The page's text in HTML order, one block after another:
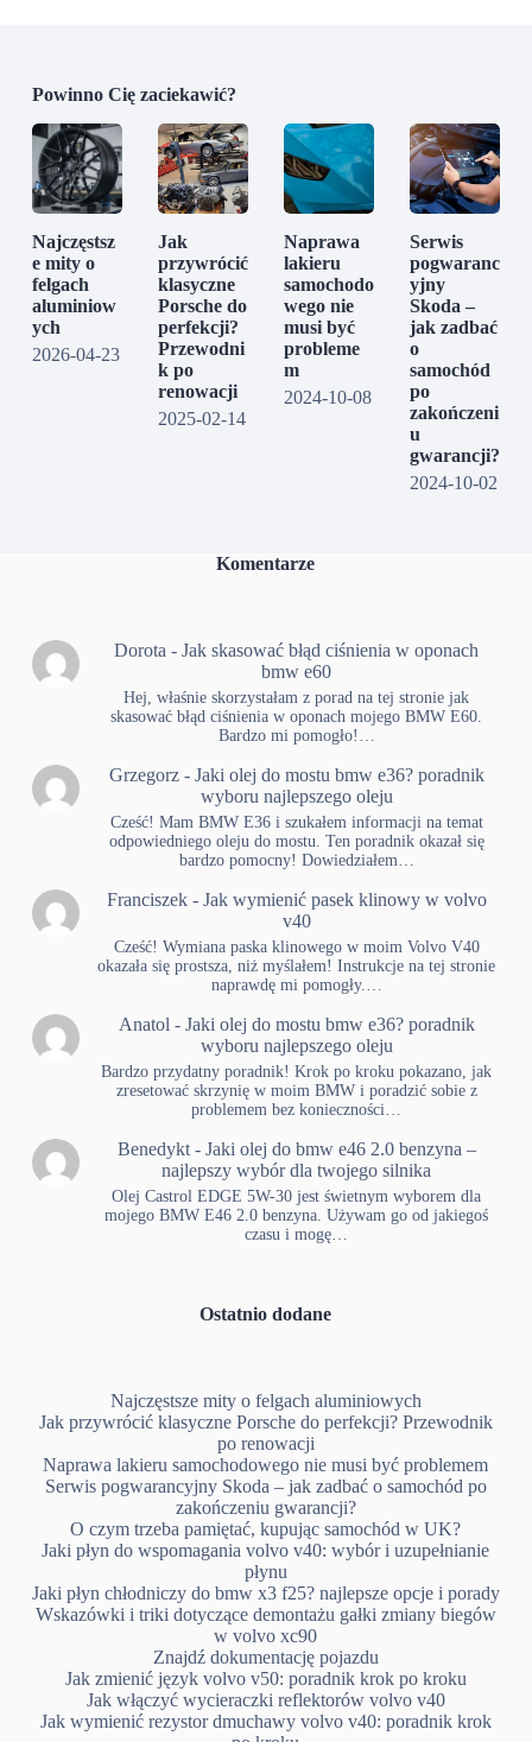
Powinno Cię zaciekawić?
Najczęstsz
e mity o
felgach
aluminiow
ych
2026-04-23
Jak
przywrócić
klasyczne
Porsche do
perfekcji?
Przewodni
k po
renowacji
2025-02-14
Naprawa
lakieru
samochodo
wego nie
musi być
probleme
m
2024-10-08
Serwis
pogwaranc
yjny
Skoda –
jak zadbać
o
samochód
po
zakończeni
u
gwarancji?
2024-10-02
Komentarze
Dorota -Jak skasować błąd ciśnienia w oponach
bmw e60
Hej, właśnie skorzystałam z porad na tej stronie jak
skasować błąd ciśnienia w oponach mojego BMW E60.
Bardzo mi pomogło!…
Grzegorz- Jaki olej do mostu bmw e36? poradnik
wyboru najlepszego oleju
Cześć! Mam BMW E36 i szukałem informacji na temat
odpowiedniego oleju do mostu. Ten poradnik okazał się
bardzo pomocny! Dowiedziałem…
Franciszek- Jak wymienić pasek klinowy w volvo
v40
Cześć! Wymiana paska klinowego w moim Volvo V40
okazała się prostsza, niż myślałem! Instrukcje na tej stronie
naprawdę mi pomogły.…
Anatol - Jaki olej do mostu bmw e36? poradnik
wyboru najlepszego oleju
Bardzo przydatny poradnik! Krok po kroku pokazano, jak
zresetować skrzynię w moim BMW i poradzić sobie z
problemem bez konieczności…
Benedykt- Jaki olej do bmw e46 2.0 benzyna –
najlepszy wybór dla twojego silnika
Olej Castrol EDGE 5W-30 jest świetnym wyborem dla
mojego BMW E46 2.0 benzyna. Używam go od jakiegoś
czasu i mogę…
Ostatnio dodane
Najczęstsze mity o felgach aluminiowych
Jak przywrócić klasyczne Porsche do perfekcji? Przewodnik
po renowacji
Naprawa lakieru samochodowego nie musi być problemem
Serwis pogwarancyjny Skoda – jak zadbać o samochód po
zakończeniu gwarancji?
O czym trzeba pamiętać, kupując samochód w UK?
Jaki płyn do wspomagania volvo v40: wybór i uzupełnianie
płynu
Jaki płyn chłodniczy do bmw x3 f25? najlepsze opcje i porady
Wskazówki i triki dotyczące demontażu gałki zmiany biegów
w volvo xc90
Znajdź dokumentację pojazdu
Jak zmienić język volvo v50: poradnik krok po kroku
Jak włączyć wycieraczki reflektorów volvo v40
Jak wymienić rezystor dmuchawy volvo v40: poradnik krok